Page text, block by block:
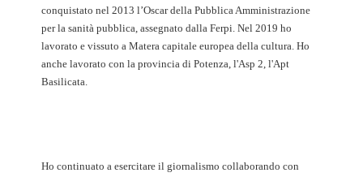
conquistato nel 2013 l’Oscar della Pubblica Amministrazione
per la sanità pubblica, assegnato dalla Ferpi. Nel 2019 ho
lavorato e vissuto a Matera capitale europea della cultura. Ho
anche lavorato con la provincia di Potenza, l'Asp 2, l'Apt
Basilicata.
Ho continuato a esercitare il giornalismo collaborando con